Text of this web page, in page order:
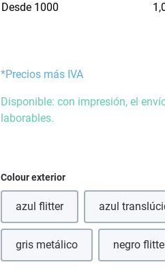
Desde 1000
*Precios más IVA
Disponible: con impresión, el
laborables.
Seleccione
Colour exterior
azul flitter azul
gris metálico(Esta opción no está
negro(Esta